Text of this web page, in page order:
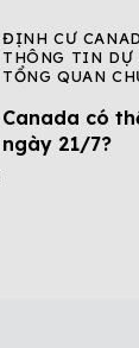
ĐỊNH CƯ
THÔNG TIN DỰ
TỔNG QUAN
Canada có
ngày 21/7?